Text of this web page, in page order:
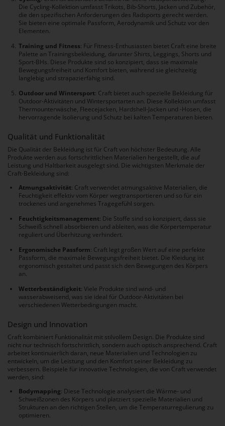
Die Cycling-Kollektion umfasst Trikots, Bib-Shorts, Jacken und Zubehör,
die den spezifischen Anforderungen des Radsports gerecht werden.
Sie bieten eine optimale Passform, Aerodynamik und Schutz vor den
Elementen.
Training und Fitness: Für Fitness-Enthusiasten bietet Craft eine breite
Palette an Trainingsbekleidung, darunter Shirts, Leggings, Shorts und
Sport-BHs. Diese Produkte sind so konzipiert, dass sie maximale
Bewegungsfreiheit und Komfort bieten, während sie gleichzeitig
langlebig und strapazierfähig sind.
Outdoor und Wintersport: Craft bietet auch spezielle Bekleidung für
Outdoor-Aktivitäten und Wintersportarten an. Diese Kollektion umfasst
Thermounterwäsche, Fleecejacken, Hardshell-Jacken und -Hosen, die
hervorragende Isolierung und Schutz bei kalten Temperaturen bieten.
Qualität und Funktionalität
Die Qualität der Bekleidung ist für Craft von höchster Bedeutung. Alle
Produkte werden aus fortschrittlichen Materialien hergestellt, die auf
Leistung und Haltbarkeit ausgelegt sind. Die wichtigsten Merkmale der
Craft-Bekleidung sind:
Atmungsaktivität: Craft verwendet atmungsaktive Materialien, die
Feuchtigkeit effektiv vom Körper wegtransportieren und so für ein
trockenes und angenehmes Tragegefühl sorgen.
Feuchtigkeitsmanagement: Die Stoffe sind so konzipiert, dass sie
Schweiß schnell absorbieren und ableiten, was die Körpertemperatur
reguliert und Überhitzung verhindert.
Ergonomische Passform: Craft legt großen Wert auf eine perfekte
Passform, die maximale Bewegungsfreiheit bietet. Die Kleidung ist
ergonomisch gestaltet und passt sich den Bewegungen des Körpers
an.
Wetterbeständigkeit: Viele Produkte sind wind- und
wasserabweisend, was sie ideal für Outdoor-Aktivitäten bei
verschiedenen Wetterbedingungen macht.
Design und Innovation
Craft kombiniert Funktionalität mit stilvollem Design. Die Produkte sind
nicht nur technisch fortschrittlich, sondern auch optisch ansprechend. Craft
arbeitet kontinuierlich daran, neue Materialien und Technologien zu
entwickeln, um die Leistung und den Komfort seiner Bekleidung zu
verbessern. Beispiele für innovative Technologien, die von Craft verwendet
werden, sind:
Bodymapping: Diese Technologie analysiert die Wärme- und
Schweißzonen des Körpers und platziert spezielle Materialien und
Strukturen an den richtigen Stellen, um die Temperaturregulierung zu
optimieren.